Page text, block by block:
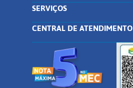
SERVIÇOS
CENTRAL DE ATENDIMENTO